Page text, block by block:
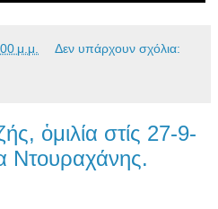
μ.μ. Δεν υπάρχουν σχόλια:
ὁμιλία στίς 27-9-
Ντουραχάνης.